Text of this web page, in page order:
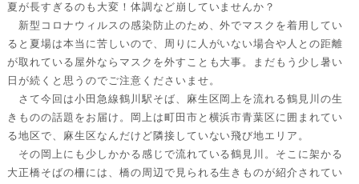
夏が長すぎるのも大変！体調など崩していませんか？
新型コロナウィルスの感染防止のため、外でマスクを着用してい
ると夏場は本当に苦しいので、周りに人がいない場合や人との距離
が取れている屋外ならマスクを外すことも大事。まだもう少し暑い
日が続くと思うのでご注意くださいませ。
さて今回は小田急線鶴川駅そば、麻生区岡上を流れる鶴見川の生
きものの話題をお届け。岡上は町田市と横浜市青葉区に囲まれてい
る地区で、麻生区なんだけど隣接していない飛び地エリア。
その岡上にも少しかかる感じで流れている鶴見川。そこに架かる
大正橋そばの柵には、橋の周辺で見られる生きものが紹介されてい